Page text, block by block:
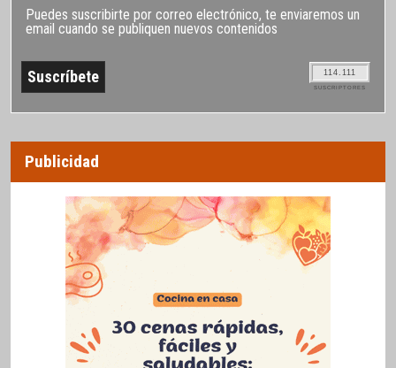
Puedes suscribirte por correo electrónico, te enviaremos un
email cuando se publiquen nuevos contenidos
114.111
SUSCRIPTORES
Publicidad